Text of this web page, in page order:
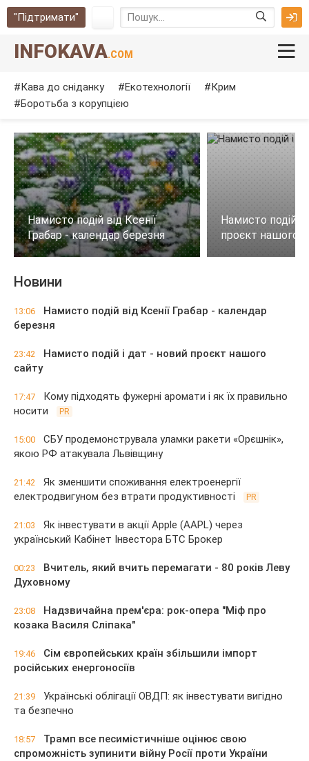
"Підтримати"
INFOKAVA.COM
Кава до сніданку Екотехнології
Крим
Боротьба з корупцією
Намисто подій від Ксенії
Грабар - календар березня
Намисто подій і
проєкт нашого
Новини
13:06
Намисто подій від Ксенії Грабар - календар
березня
23:42
Намисто подій і дат - новий проєкт нашого
сайту
17:47
Кому підходять фужерні аромати і як їх правильно
носити
PR
15:00
СБУ продемонструвала уламки ракети «Орєшнік»,
якою РФ атакувала Львівщину
21:42
Як зменшити споживання електроенергії
електродвигуном без втрати продуктивності
PR
21:03
Як інвестувати в акції Apple (AAPL) через
український Кабінет Інвестора БТС Брокер
00:23
Вчитель, який вчить перемагати - 80 років Леву
Духовному
23:08
Надзвичайна прем'єра: рок-опера "Міф про
козака Василя Сліпака"
19:46
Сім європейських країн збільшили імпорт
російських енергоносіїв
21:39
Українські облігації ОВДП: як інвестувати вигідно
та безпечно
18:57
Трамп все песимістичніше оцінює свою
спроможність зупинити війну Росії проти України